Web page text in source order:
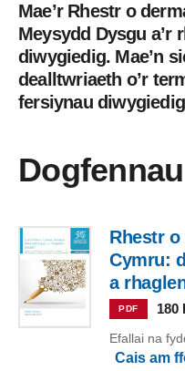
Mae’r Rhestr o
Meysydd Dysgu a’r
diwygiedig. Mae’n
dealltwriaeth o’r
fersiynau
Dogfennau
Rhestr
Cymru:
a
PDF 180
Efallai na
Cais am